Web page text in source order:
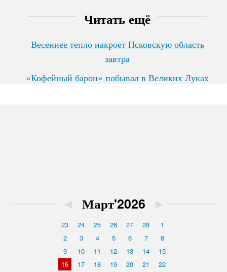
Читать ещё
Весеннее тепло накроет Псковскую область
завтра
«Кофейный барон» побывал в Великих Луках
◄ Март'2026 ►
23 24 25 26 27 28
1
2
3 4 5 6 7
8
9
10 11 12 13 14
15
16
17 18 19 20 21
22